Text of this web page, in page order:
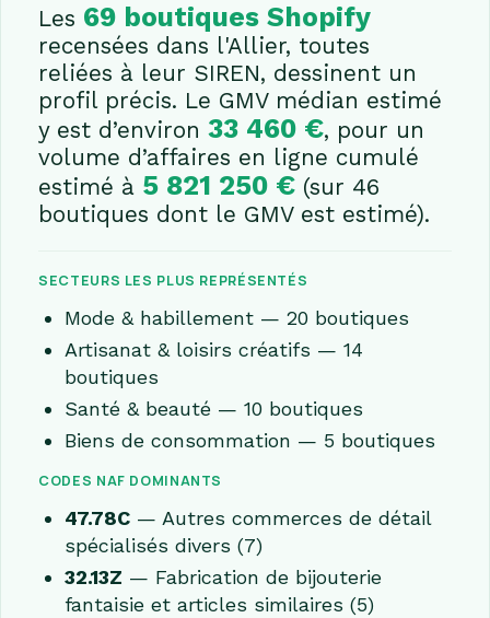
Les 69 boutiques Shopify
recensées dans l'Allier, toutes
reliées à leur SIREN, dessinent un
profil précis. Le GMV médian estimé
y est d’environ33 460 €, pour un
volume d’affaires en ligne cumulé
estimé à 5 821 250 € (sur 46
boutiques dont le GMV est estimé).
SECTEURS LES PLUS REPRÉSENTÉS
Mode & habillement — 20 boutiques
Artisanat & loisirs créatifs — 14
boutiques
Santé & beauté — 10 boutiques
Biens de consommation — 5 boutiques
CODES NAF DOMINANTS
47.78C — Autres commerces de détail
spécialisés divers (7)
32.13Z — Fabrication de bijouterie
fantaisie et articles similaires (5)